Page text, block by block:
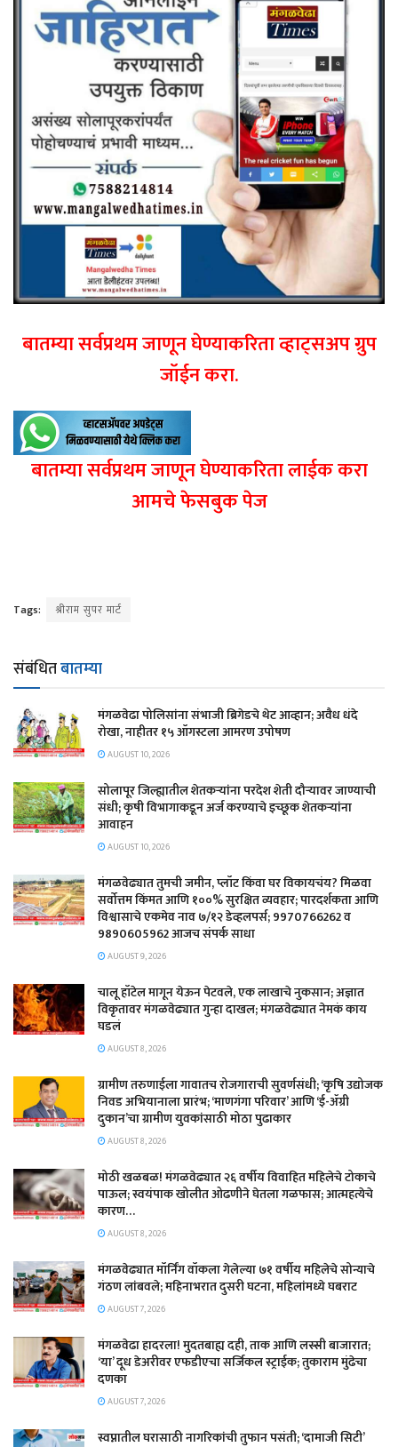
बातम्या सर्वप्रथम जाणून घेण्याकरिता व्हाट्सअप ग्रुप
जॉईन करा.
बातम्या सर्वप्रथम जाणून घेण्याकरिता लाईक करा
आमचे फेसबुक पेज
Tags: श्रीराम सुपर मार्ट
संबंधितबातम्या
मंगळवेढा पोलिसांना संभाजी ब्रिगेडचे थेट आव्हान; अवैध धंदे
रोखा, नाहीतर १५ ऑगस्टला आमरण उपोषण
AUGUST 10, 2026
सोलापूर जिल्ह्यातील शेतकऱ्यांना परदेश शेती दौऱ्यावर जाण्याची
संधी; कृषी विभागाकडून अर्ज करण्याचे इच्छूक शेतकऱ्यांना
आवाहन
AUGUST 10, 2026
मंगळवेढ्यात तुमची जमीन, प्लॉट किंवा घर विकायचंय? मिळवा
सर्वोत्तम किंमत आणि १००% सुरक्षित व्यवहार; पारदर्शकता आणि
विश्वासाचे एकमेव नाव ७/१२ डेव्हलपर्स; 9970766262 व
9890605962 आजच संपर्क साधा
AUGUST 9, 2026
चालू हॉटेल मागून येऊन पेटवले, एक लाखाचे नुकसान; अज्ञात
विकृतावर मंगळवेढ्यात गुन्हा दाखल; मंगळवेढ्यात नेमकं काय
घडलं
AUGUST 8, 2026
​ग्रामीण तरुणाईला गावातच रोजगाराची सुवर्णसंधी; ‘कृषि उद्योजक
निवड अभियानाला प्रारंभ; ‘माणगंगा परिवार’ आणि ‘ई-ॲग्री
दुकान’चा ग्रामीण युवकांसाठी मोठा पुढाकार
AUGUST 8, 2026
मोठी खळबळ! मंगळवेढ्यात २६ वर्षीय विवाहित महिलेचे टोकाचे
पाऊल; स्वयंपाक खोलीत ओढणीने घेतला गळफास; आत्महत्येचे
कारण…
AUGUST 8, 2026
मंगळवेढ्यात मॉर्निंग वॉकला गेलेल्या ७१ वर्षीय महिलेचे सोन्याचे
गंठण लांबवले; महिनाभरात दुसरी घटना, महिलांमध्ये घबराट
AUGUST 7, 2026
​मंगळवेढा हादरला! मुदतबाह्य दही, ताक आणि लस्सी बाजारात;
‘या’ दूध डेअरीवर एफडीएचा सर्जिकल स्ट्राईक; ​तुकाराम मुंढेचा
दणका
AUGUST 7, 2026
स्वप्नातील घरासाठी नागरिकांची तुफान पसंती; ‘दामाजी सिटी’